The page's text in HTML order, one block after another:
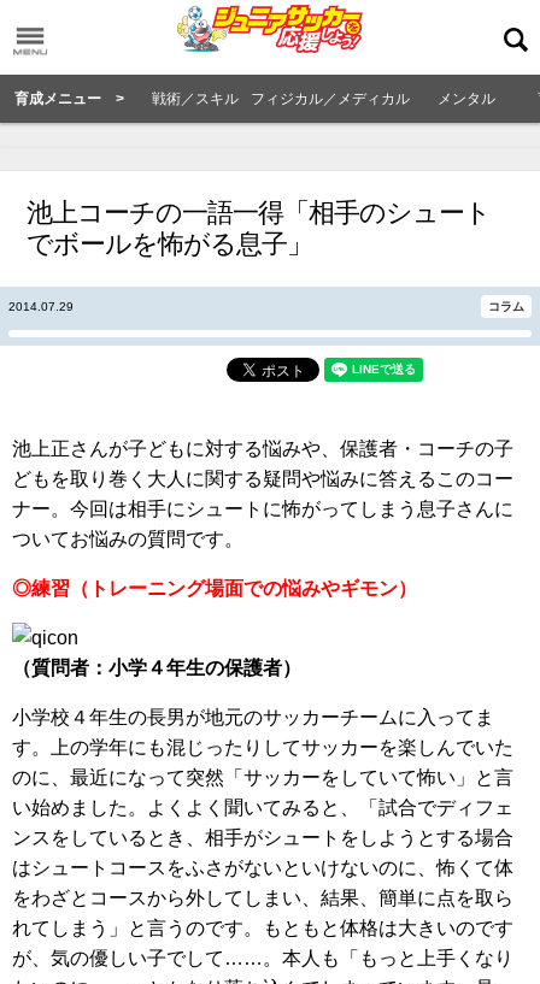
育成メニュー > 戦術／スキル フィジカル／メディカル メンタル
池上コーチの一語一得「相手のシュート
でボールを怖がる息子」
2014.07.29 コラム
池上正さんが子どもに対する悩みや、保護者・コーチの子
どもを取り巻く大人に関する疑問や悩みに答えるこのコー
ナー。今回は相手にシュートに怖がってしまう息子さんに
ついてお悩みの質問です。
◎練習（トレーニング場面での悩みやギモン）
（質問者：小学４年生の保護者）
小学校４年生の長男が地元のサッカーチームに入ってま
す。上の学年にも混じったりしてサッカーを楽しんでいた
のに、最近になって突然「サッカーをしていて怖い」と言
い始めました。よくよく聞いてみると、「試合でディフェ
ンスをしているとき、相手がシュートをしようとする場合
はシュートコースをふさがないといけないのに、怖くて体
をわざとコースから外してしまい、結果、簡単に点を取ら
れてしまう」と言うのです。もともと体格は大きいのです
が、気の優しい子でして……。本人も「もっと上手くなり